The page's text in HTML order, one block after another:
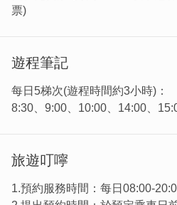
票)
遊程筆記
每日5梯次(遊程時間約3小時)：
8:30、9:00、10:00、14:00、
旅遊叮嚀
1.預約服務時間：每日08:00-